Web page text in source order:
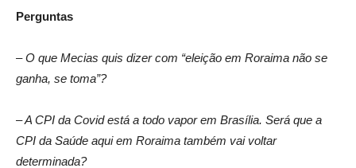
Perguntas
– O que Mecias quis dizer com “eleição em Roraima não se
ganha, se toma”?
– A CPI da Covid está a todo vapor em Brasília. Será que a
CPI da Saúde aqui em Roraima também vai voltar
determinada?